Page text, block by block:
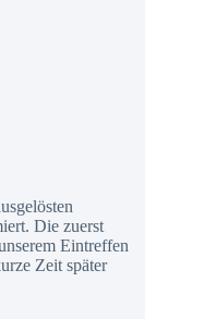
Die zuerst
Eintreffen
Zeit später